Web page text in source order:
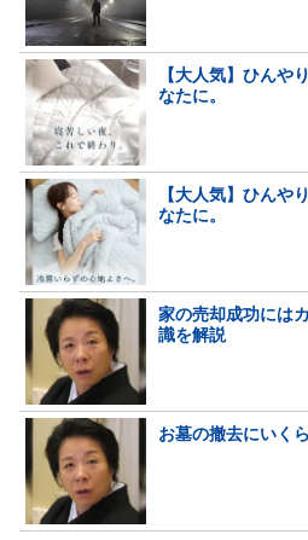
【大人気】ひんや
なたに。
【大人気】ひんや
なたに。
家の売却成功には
識を解説
お墓の撤去にいく